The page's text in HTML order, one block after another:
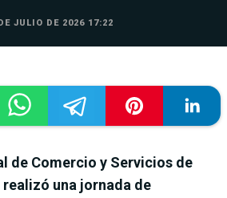
JULIO DE 2026 17:22
de Comercio y Servicios de
realizó una jornada de